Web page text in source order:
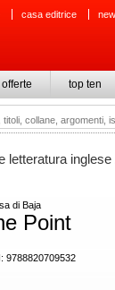
casa editrice
offerte top ten
letteratura inglese
di Baja
Point
9788820709532